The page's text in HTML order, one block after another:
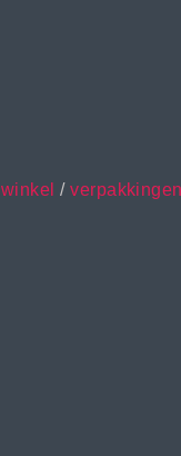
winkel /verpakkingen